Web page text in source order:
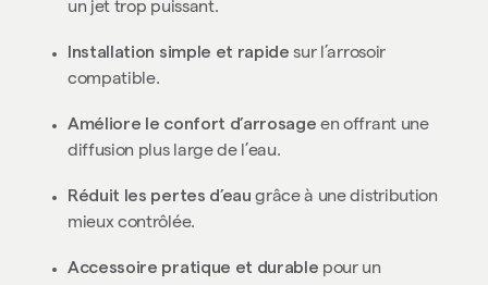
un jet trop puissant.
Installation simple et rapide sur l’arrosoir
compatible.
Améliore le confort d’arrosage en offrant une
diffusion plus large de l’eau.
Réduit les pertes d’eau grâce à une distribution
mieux contrôlée.
Accessoire pratique et durable pour un